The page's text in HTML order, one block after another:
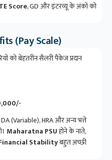
Score, GD और इंटरव्यू के अंकों को
(Pay Scale)
को बेहतरीन सैलरी पैकेज प्रदान
(Variable), HRA और अन्य भत्ते
Maharatna PSUहोने के नाते,
Stabilityबहुत अच्छी